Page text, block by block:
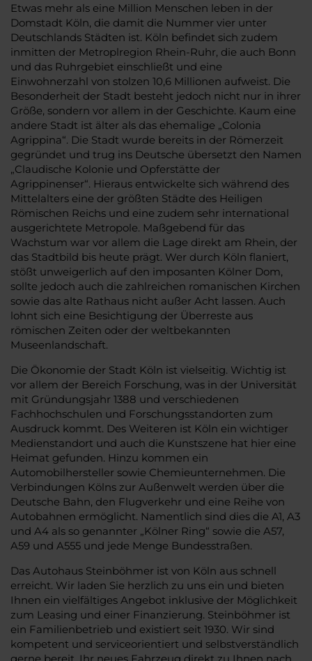
Etwas mehr als eine Million Menschen leben in der
Domstadt Köln, die damit die Nummer vier unter
Deutschlands Städten ist. Köln befindet sich zudem
inmitten der Metroplregion Rhein-Ruhr, die auch Bonn
und das Ruhrgebiet einschließt und eine
Einwohnerzahl von stolzen 10,6 Millionen aufweist. Die
Besonderheit der Stadt besteht jedoch nicht nur in ihrer
Größe, sondern vor allem in der Geschichte. Kaum eine
andere Stadt ist älter als das ehemalige „Colonia
Agrippina“. Die Stadt wurde bereits in der Römerzeit
gegründet und trug ins Deutsche übersetzt den Namen
„Claudische Kolonie und Opferstätte der
Agrippinenser“. Hieraus entwickelte sich während des
Mittelalters eine der größten Städte des Heiligen
Römischen Reichs und eine zudem sehr international
ausgerichtete Metropole. Maßgebend für das
Wachstum war vor allem die Lage direkt am Rhein, der
das Stadtbild bis heute prägt. Wer durch Köln flaniert,
stößt unweigerlich auf den imposanten Kölner Dom,
sollte jedoch auch die zahlreichen romanischen Kirchen
sowie das alte Rathaus nicht außer Acht lassen. Auch
lohnt sich eine Besichtigung der Überreste aus
römischen Zeiten oder der weltbekannten
Museenlandschaft.
Die Ökonomie der Stadt Köln ist vielseitig. Wichtig ist
vor allem der Bereich Forschung, was in der Universität
mit Gründungsjahr 1388 und verschiedenen
Fachhochschulen und Forschungsstandorten zum
Ausdruck kommt. Des Weiteren ist Köln ein wichtiger
Medienstandort und auch die Kunstszene hat hier eine
Heimat gefunden. Hinzu kommen ein
Automobilhersteller sowie Chemieunternehmen. Die
Verbindungen Kölns zur Außenwelt werden über die
Deutsche Bahn, den Flugverkehr und eine Reihe von
Autobahnen ermöglicht. Namentlich sind dies die A1, A3
und A4 als so genannter „Kölner Ring“ sowie die A57,
A59 und A555 und jede Menge Bundesstraßen.
Das Autohaus Steinböhmer ist von Köln aus schnell
erreicht. Wir laden Sie herzlich zu uns ein und bieten
Ihnen ein vielfältiges Angebot inklusive der Möglichkeit
zum Leasing und einer Finanzierung. Steinböhmer ist
ein Familienbetrieb und existiert seit 1930. Wir sind
kompetent und serviceorientiert und selbstverständlich
gerne bereit, Ihr neues Fahrzeug direkt zu Ihnen nach